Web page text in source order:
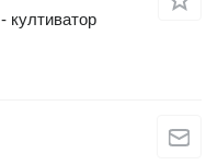
култиватор